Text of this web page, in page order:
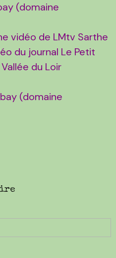
(domaine
vidéo de LMtv Sarthe
du journal Le Petit
du Loir
(domaine